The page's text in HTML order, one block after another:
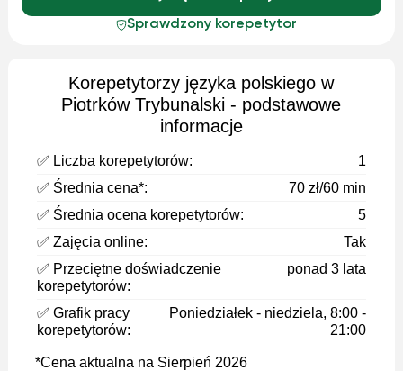
Sprawdzony korepetytor
Korepetytorzy języka polskiego w
Piotrków Trybunalski - podstawowe
informacje
✅ Liczba korepetytorów:
1
✅ Średnia cena*:
70 zł/60 min
✅ Średnia ocena korepetytorów:
5
✅ Zajęcia online:
Tak
✅ Przeciętne doświadczenie
korepetytorów:
ponad 3 lata
✅ Grafik pracy
korepetytorów:
Poniedziałek - niedziela, 8:00 -
21:00
*Cena aktualna na Sierpień 2026